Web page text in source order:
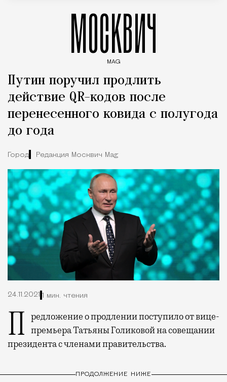
МОСКВИЧ
MAG
Путин поручил продлить
действие QR-кодов после
перенесенного ковида с полугода
до года
Город Редакция Москвич Mag
24.11.2021 1 мин. чтения
Предложение о продлении поступило от вице- премьера Татьяны Голиковой на совещании
президента с членами правительства.
ПРОДОЛЖЕНИЕ НИЖЕ